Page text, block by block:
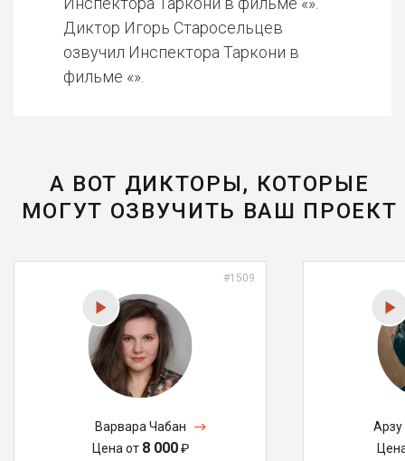
Диктор Игорь Старосельцев
озвучил Инспектора Таркони в
фильме «».
А ВОТ ДИКТОРЫ, КОТОРЫЕ
МОГУТ ОЗВУЧИТЬ ВАШ ПРОЕКТ
#1509
Варвара Чабан
Цена от 8 000₽